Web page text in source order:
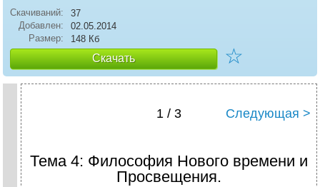
Скачиваний:
37
Добавлен:
02.05.2014
Размер:
148 Кб
Скачать ☆
1 / 3 Следующая >
Тема 4: Философия Нового времени и
Просвещения.